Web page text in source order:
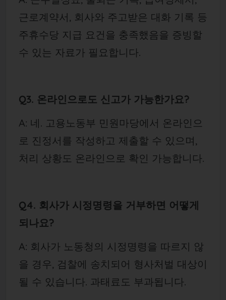
근로계약서, 회사와 주고받은 대화 기록 등
주휴수당 지급 요건을 충족했음을 증빙할
수 있는 자료가 필요합니다.
Q3. 온라인으로도 신고가 가능한가요?
A: 네. 고용노동부 민원마당에서 온라인으
로 진정서를 작성하고 제출할 수 있으며,
처리 상황도 온라인으로 확인 가능합니다.
Q4. 회사가 시정명령을 거부하면 어떻게
되나요?
A: 회사가 노동청의 시정명령을 따르지 않
을 경우, 검찰에 송치되어 형사처벌 대상이
될 수 있습니다. 과태료도 부과됩니다.